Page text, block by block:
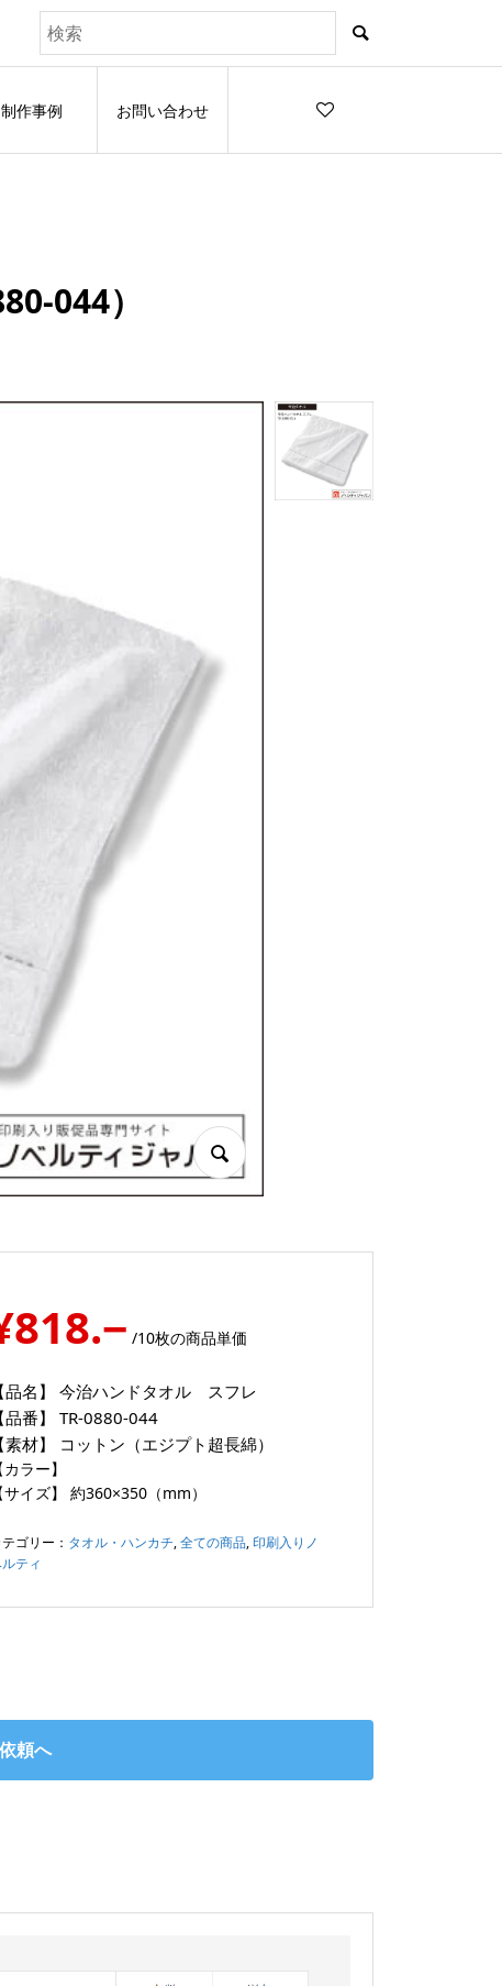
制作事例 お問い合わせ
044）
/10枚の商品単価
【品名】
今治ハンドタオル スフレ
【品番】
TR-0880-044
【素材】
コットン（エジプト超長綿）
カラー】
サイズ】
約360×350（mm）
ゴリー： タオル・ハンカチ,全ての商品,印刷入りノ
ティ
頼へ